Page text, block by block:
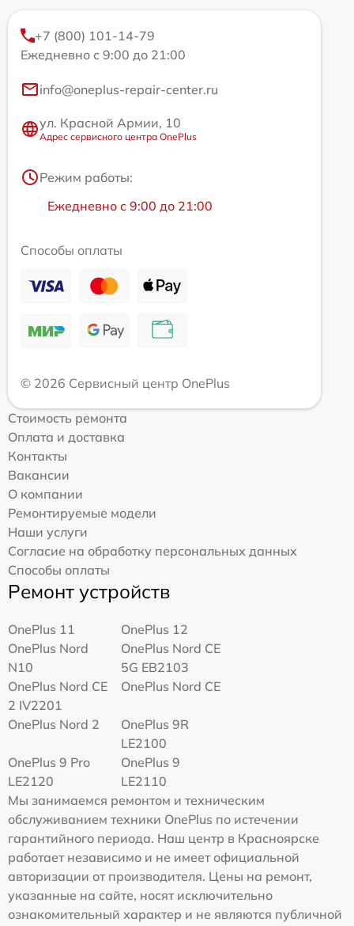
+7 (800) 101-14-79
Ежедневно с 9:00 до 21:00
info@oneplus-repair-center.ru
ул. Красной Армии, 10
Адрес сервисного центра OnePlus
Режим работы:
Ежедневно с 9:00 до 21:00
Способы оплаты
© 2026 Сервисный центр OnePlus
Стоимость ремонта
Оплата и доставка
Контакты
Вакансии
О компании
Ремонтируемые модели
Наши услуги
Согласие на обработку персональных данных
Способы оплаты
Ремонт устройств
OnePlus 11
OnePlus 12
OnePlus Nord
N10
OnePlus Nord CE
5G EB2103
OnePlus Nord CE
2 IV2201
OnePlus Nord CE
OnePlus Nord 2
OnePlus 9R
LE2100
OnePlus 9 Pro
LE2120
OnePlus 9
LE2110
Мы занимаемся ремонтом и техническим
обслуживанием техники OnePlus по истечении
гарантийного периода. Наш центр в Красноярске
работает независимо и не имеет официальной
авторизации от производителя. Цены на ремонт,
указанные на сайте, носят исключительно
ознакомительный характер и не являются публичной